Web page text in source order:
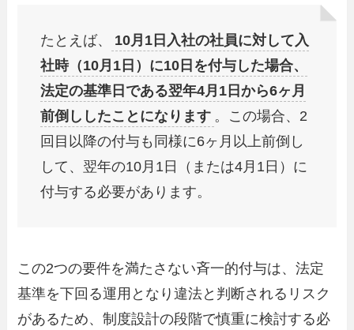
たとえば、
10月1日入社の社員に対して入
社時（10月1日）に10日を付与した場合、
法定の基準日である翌年4月1日から6ヶ月
前倒ししたことになります 。この場合、2
回目以降の付与も同様に6ヶ月以上前倒し
して、翌年の10月1日（または4月1日）に
付与する必要があります。
この2つの要件を満たさない斉一的付与は、法定
基準を下回る運用となり違法と判断されるリスク
があるため、制度設計の段階で慎重に検討する必